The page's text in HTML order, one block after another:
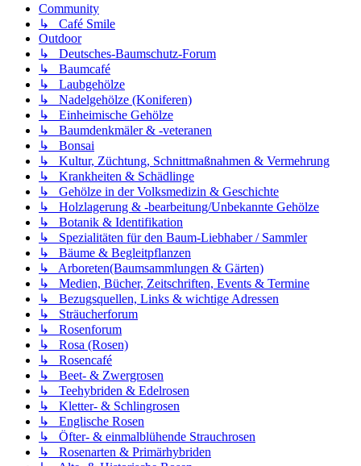
Community
↳ Café Smile
Outdoor
↳ Deutsches-Baumschutz-Forum
↳ Baumcafé
↳ Laubgehölze
↳ Nadelgehölze (Koniferen)
↳ Einheimische Gehölze
↳ Baumdenkmäler & -veteranen
↳ Bonsai
↳ Kultur, Züchtung, Schnittmaßnahmen & Vermehrung
↳ Krankheiten & Schädlinge
↳ Gehölze in der Volksmedizin & Geschichte
↳ Holzlagerung & -bearbeitung/Unbekannte Gehölze
↳ Botanik & Identifikation
↳ Spezialitäten für den Baum-Liebhaber / Sammler
↳ Bäume & Begleitpflanzen
↳ Arboreten(Baumsammlungen & Gärten)
↳ Medien, Bücher, Zeitschriften, Events & Termine
↳ Bezugsquellen, Links & wichtige Adressen
↳ Sträucherforum
↳ Rosenforum
↳ Rosa (Rosen)
↳ Rosencafé
↳ Beet- & Zwergrosen
↳ Teehybriden & Edelrosen
↳ Kletter- & Schlingrosen
↳ Englische Rosen
↳ Öfter- & einmalblühende Strauchrosen
↳ Rosenarten & Primärhybriden